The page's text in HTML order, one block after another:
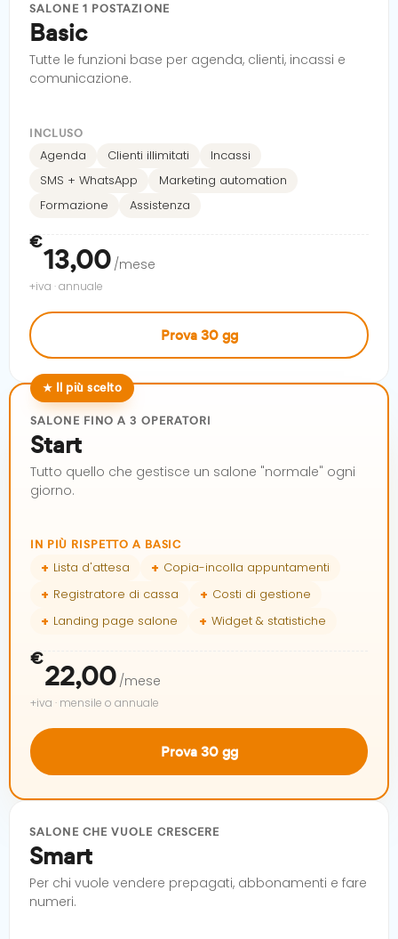
SALONE 1 POSTAZIONE
Basic
Tutte le funzioni base per agenda, clienti, incassi e
comunicazione.
INCLUSO
Agenda Clienti illimitati
Incassi
SMS + WhatsApp
Marketing automation
Formazione
Assistenza
€
13,00 /mese
+iva · annuale
Prova 30 gg
★ Il più scelto
SALONE FINO A 3 OPERATORI
Start
Tutto quello che gestisce un salone "normale" ogni
giorno.
IN PIÙ RISPETTO A BASIC
Lista d'attesa
Copia-incolla appuntamenti
Registratore di cassa
Costi di gestione
Landing page salone
Widget & statistiche
€
22,00 /mese
+iva · mensile o annuale
Prova 30 gg
SALONE CHE VUOLE CRESCERE
Smart
Per chi vuole vendere prepagati, abbonamenti e fare
numeri.